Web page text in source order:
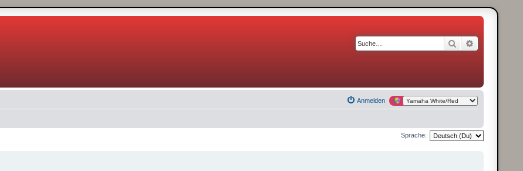
Suche
Anmelden
Sprache: